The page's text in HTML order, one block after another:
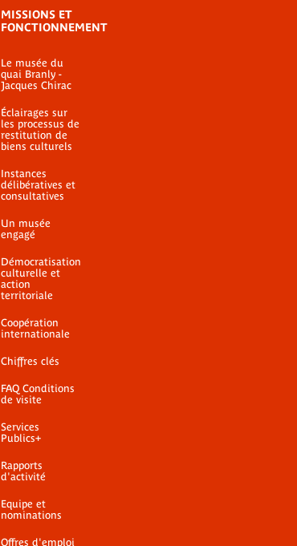
MISSIONS ET
FONCTIONNEMENT
Le musée du
quai Branly -
Jacques Chirac
Éclairages sur
les processus de
restitution de
biens culturels
Instances
délibératives et
consultatives
Un musée
engagé
Démocratisation
culturelle et
action
territoriale
Coopération
internationale
Chiffres clés
FAQ Conditions
de visite
Services
Publics+
Rapports
d'activité
Equipe et
nominations
Offres d'emploi